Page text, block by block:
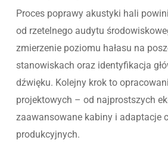
Proces poprawy akustyki hali
od rzetelnego audytu
zmierzenie poziomu hałasu na
stanowiskach oraz identyfikacja
dźwięku. Kolejny krok to
projektowych – od najprostszych
zaawansowane kabiny i adaptacje
produkcyjnych.